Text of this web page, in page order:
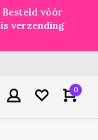
vóór
verzending
0